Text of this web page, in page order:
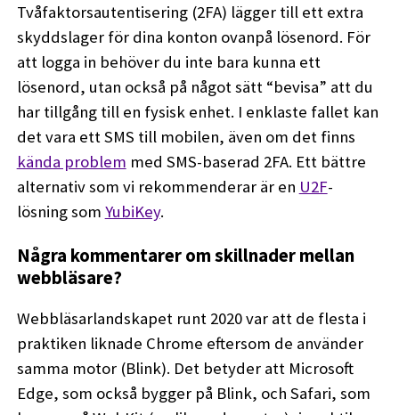
Tvåfaktorsautentisering (2FA) lägger till ett extra
skyddslager för dina konton ovanpå lösenord. För
att logga in behöver du inte bara kunna ett
lösenord, utan också på något sätt “bevisa” att du
har tillgång till en fysisk enhet. I enklaste fallet kan
det vara ett SMS till mobilen, även om det finns
kända problem med SMS-baserad 2FA. Ett bättre
alternativ som vi rekommenderar är en U2F-
lösning som YubiKey.
Några kommentarer om skillnader mellan
webbläsare?
Webbläsarlandskapet runt 2020 var att de flesta i
praktiken liknade Chrome eftersom de använder
samma motor (Blink). Det betyder att Microsoft
Edge, som också bygger på Blink, och Safari, som